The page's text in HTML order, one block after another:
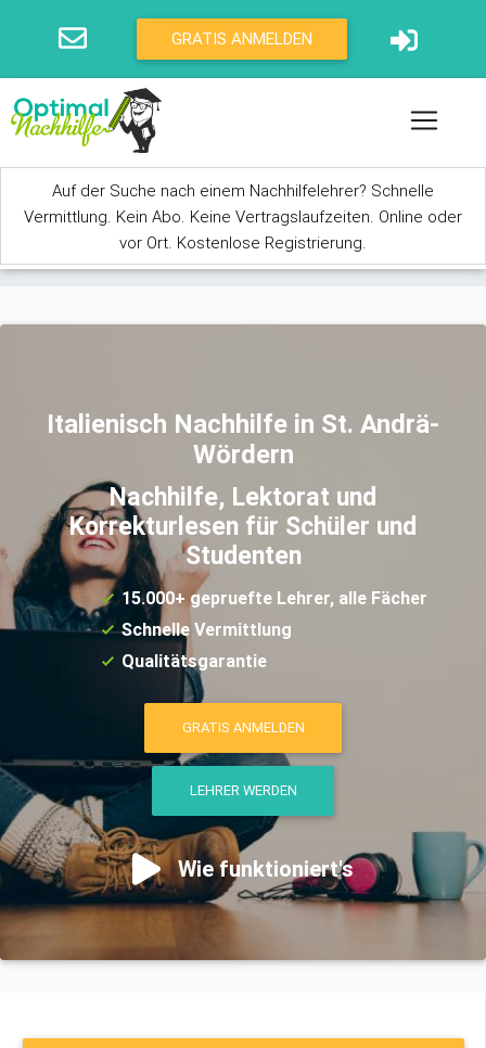
GRATIS ANMELDEN
Auf der Suche nach einem Nachhilfelehrer? Schnelle
Vermittlung. Kein Abo. Keine Vertragslaufzeiten. Online oder
vor Ort. Kostenlose Registrierung.
Italienisch Nachhilfe in St. Andrä-
Wördern
Nachhilfe, Lektorat und
Korrekturlesen für Schüler und
Studenten
15.000+ gepruefte Lehrer, alle Fächer
Schnelle Vermittlung
Qualitätsgarantie
GRATIS ANMELDEN
LEHRER WERDEN
Wie funktioniert's